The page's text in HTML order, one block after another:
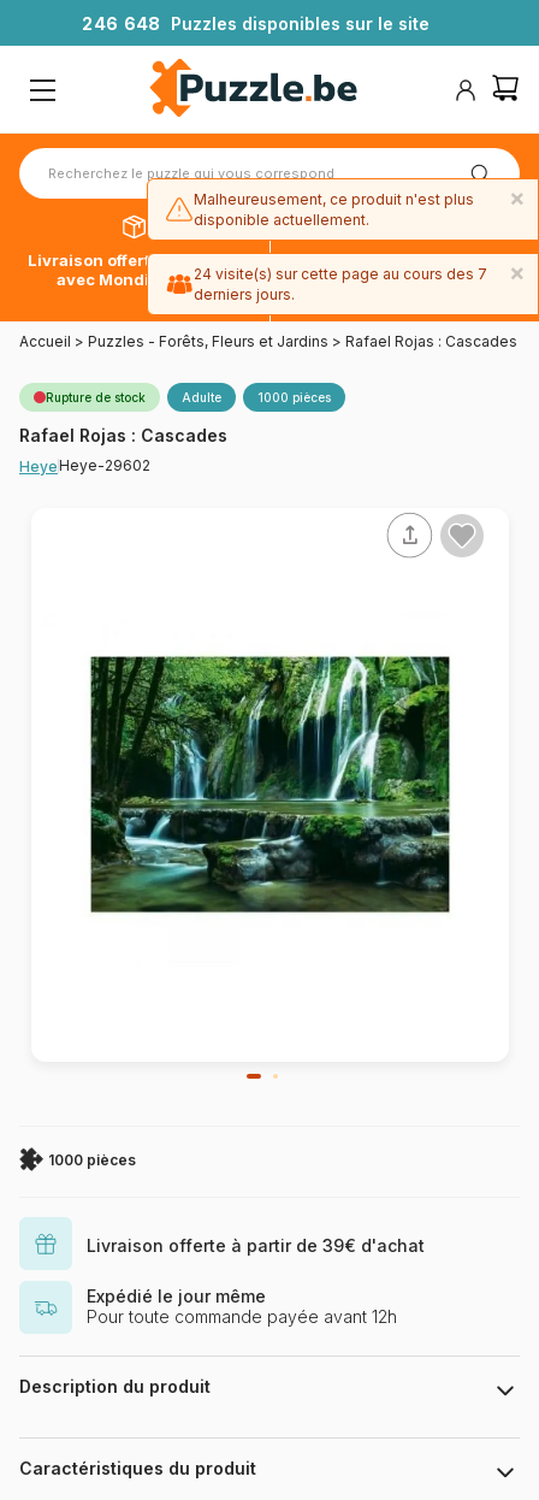
246 648 Puzzles disponibles sur le site
Livraison offerte dès 39€*
avec Mondial Relay
Paiement en 4x sans frais
avec Paypal
Accueil > Puzzles - Forêts, Fleurs et Jardins > Rafael Rojas : Cascades
Rupture de stock Adulte 1000 pièces
Rafael Rojas : Cascades
HeyeHeye-29602
1000 pièces
Livraison offerte à partir de 39€ d'achat
Expédié le jour même
Pour toute commande payée avant 12h
Description du produit
Puzzle 1000 pièces. Cascades de la marque HEYE et la série
Magic Forests - Dimensions du puzzle monté : 50 x 70 cm -
Label FSC (ce label environnemental a pour but d'assurer que
Caractéristiques du produit
×
Malheureusement, ce produit n'est plus
disponible actuellement.
×
24 visite(s) sur cette page au cours des 7
derniers jours.